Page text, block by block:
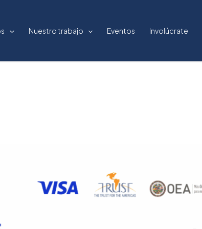
Nuestro trabajo Eventos Involúcrate